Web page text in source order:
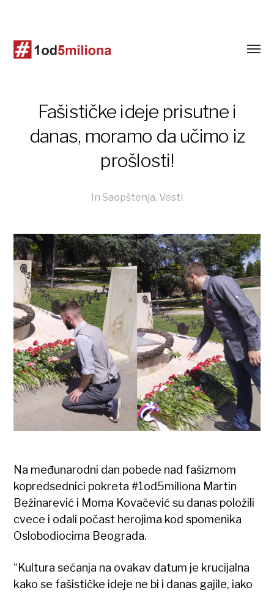
Fašističke ideje prisutne i
danas, moramo da učimo iz
prošlosti!
In Saopštenja, Vesti
Na međunarodni dan pobede nad fašizmom
kopredsednici pokreta #1od5miliona Martin
Bežinarević i Moma Kovačević su danas položili
cvece i odali počast herojima kod spomenika
Oslobodiocima Beograda.
“Kultura sećanja na ovakav datum je krucijalna
kako se fašističke ideje ne bi i danas gajile, iako